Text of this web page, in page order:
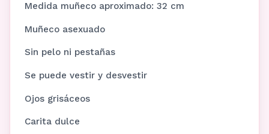
Medida muñeco aproximado: 32 cm
Muñeco asexuado
Sin pelo ni pestañas
Se puede vestir y desvestir
Ojos grisáceos
Carita dulce